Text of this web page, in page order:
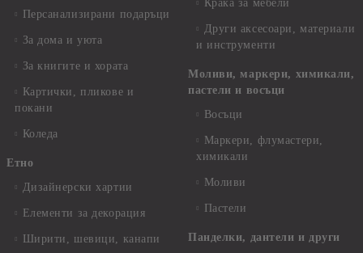
Персанализирани подаръци
За дома и уюта
За книгите и хората
Картички, пликове и
покани
Коледа
Етно
Дизайнерски хартии
Елементи за декорация
Ширити, шевици, канапи
Крака за мебели
Други аксесоари, материали
и инструменти
Моливи, маркери, химикали,
пастели и восъци
Восъци
Маркери, флумастери,
химикали
Моливи
Пастели
Панделки, дантели и други